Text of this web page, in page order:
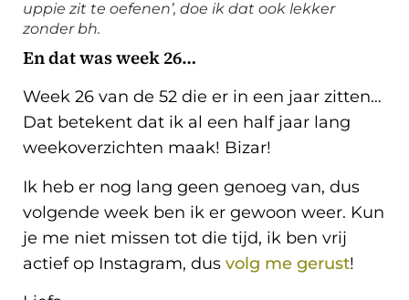
uppie zit te oefenen’, doe ik dat ook lekker
zonder bh.
En dat was week 26…
Week 26 van de 52 die er in een jaar zitten…
Dat betekent dat ik al een half jaar lang
weekoverzichten maak! Bizar!
Ik heb er nog lang geen genoeg van, dus
volgende week ben ik er gewoon weer. Kun
je me niet missen tot die tijd, ik ben vrij
actief op Instagram, dus volg me gerust!